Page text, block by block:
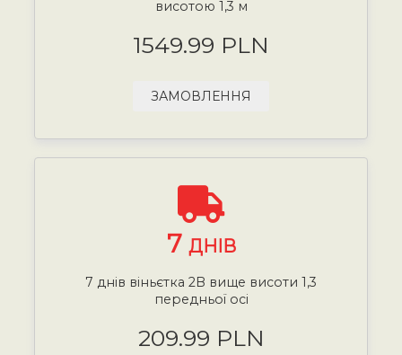
висотою 1,3 м
1549.99 PLN
ЗАМОВЛЕННЯ
7 ДНІВ
7 днів віньєтка 2B вище висоти 1,3
передньої осі
209.99 PLN